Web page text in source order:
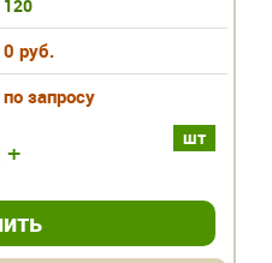
120
0 руб.
по запросу
шт
+